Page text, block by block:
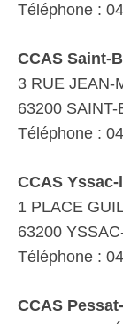
Téléphone :
CCAS Saint-
3 RUE JEAN-
63200
Téléphone :
CCAS
1 PLACE
63200
Téléphone :
CCAS